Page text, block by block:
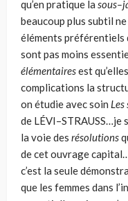
qu’en pratique la
beaucoup plus subtil
éléments préférentiels
sont pas moins
élémentairesest
complica­tions la
on étudie avec soin
de LÉVI–STRAUSS…je
la voie des résolutions
de cet ouvrage
c’est la seule
que les femmes dans